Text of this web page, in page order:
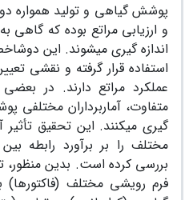
پوشش گیاهی و تولید همواره
و ارزیابی مراتع بوده که گاهی
اندازه گیری می­شوند. این
استفاده قرار گرفته و نقشی
عملکرد مراتع دارند. در
متفاوت، آماربرداران مختلفی
گیری می­کنند. این تحقیق تأثیر
مختلف را بر برآورد رابطه
بررسی کرده است. بدین منظور،
فرم رویشی مختلف (فاکتورها)